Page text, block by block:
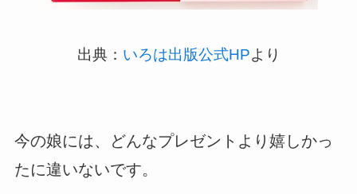
出典： いろは出版公式HPより
今の娘には、どんなプレゼントより嬉しかっ
たに違いないです。